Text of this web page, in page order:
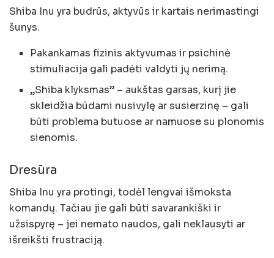
Shiba Inu yra budrūs, aktyvūs ir kartais nerimastingi
šunys.
Pakankamas fizinis aktyvumas ir psichinė
stimuliacija gali padėti valdyti jų nerimą.
„Shiba klyksmas” – aukštas garsas, kurį jie
skleidžia būdami nusivylę ar susierzinę – gali
būti problema butuose ar namuose su plonomis
sienomis.
Dresūra
Shiba Inu yra protingi, todėl lengvai išmoksta
komandų. Tačiau jie gali būti savarankiški ir
užsispyrę – jei nemato naudos, gali neklausyti ar
išreikšti frustraciją.